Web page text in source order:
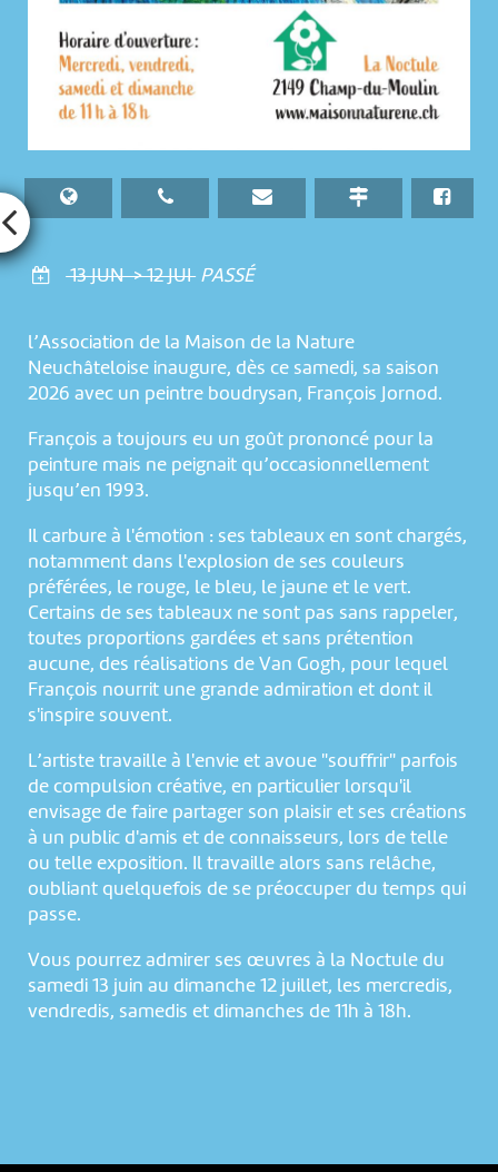
13 JUN > 12 JUI PASSÉ
l’Association de la Maison de la Nature
Neuchâteloise inaugure, dès ce samedi, sa saison
2026 avec un peintre boudrysan, François Jornod.
François a toujours eu un goût prononcé pour la
peinture mais ne peignait qu’occasionnellement
jusqu’en 1993.
Il carbure à l'émotion : ses tableaux en sont chargés,
notamment dans l'explosion de ses couleurs
préférées, le rouge, le bleu, le jaune et le vert.
Certains de ses tableaux ne sont pas sans rappeler,
toutes proportions gardées et sans prétention
aucune, des réalisations de Van Gogh, pour lequel
François nourrit une grande admiration et dont il
s'inspire souvent.
L’artiste travaille à l'envie et avoue "souffrir" parfois
de compulsion créative, en particulier lorsqu'il
envisage de faire partager son plaisir et ses créations
à un public d'amis et de connaisseurs, lors de telle
ou telle exposition. Il travaille alors sans relâche,
oubliant quelquefois de se préoccuper du temps qui
passe.
Vous pourrez admirer ses œuvres à la Noctule du
samedi 13 juin au dimanche 12 juillet, les mercredis,
vendredis, samedis et dimanches de 11h à 18h.